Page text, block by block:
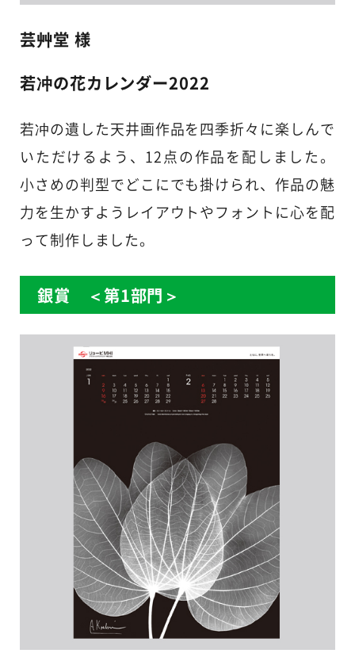
芸艸堂 様
若冲の花カレンダー2022
若冲の遺した天井画作品を四季折々に楽しんで
いただけるよう、12点の作品を配しました。
小さめの判型でどこにでも掛けられ、作品の魅
力を生かすようレイアウトやフォントに心を配
って制作しました。
銀賞 ＜第1部門＞